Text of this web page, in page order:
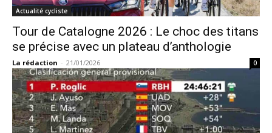
Actualité cycliste
Tour de Catalogne 2026 : Le choc des titans
se précise avec un plateau d’anthologie
La rédaction - 21/01/2026 0